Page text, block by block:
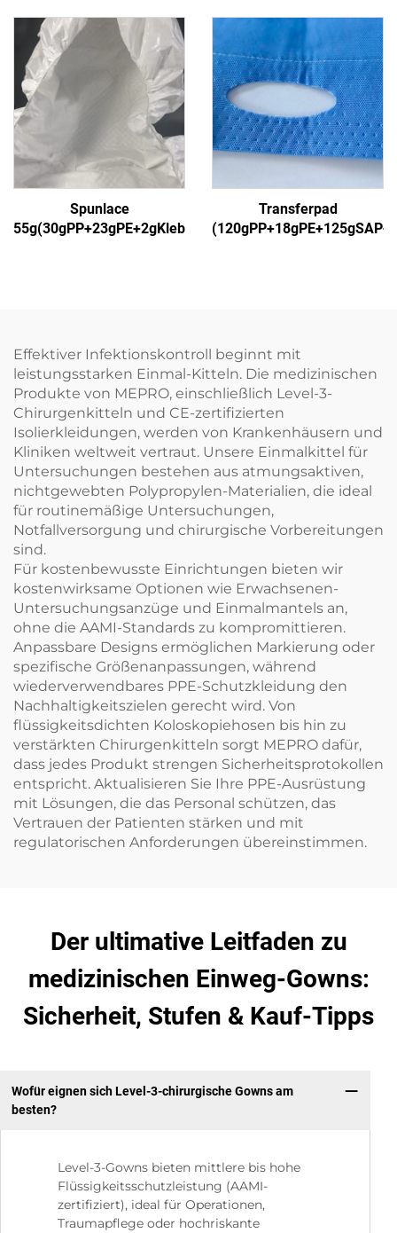
Anzug
Spunlace
55g(30gPP+23gPE+2gKleber)1
Transferpad
Effektiver Infektionskontroll beginnt mit
leistungsstarken Einmal-Kitteln. Die medizinischen
Produkte von MEPRO, einschließlich Level-3-
Chirurgenkitteln und CE-zertifizierten
Isolierkleidungen, werden von Krankenhäusern und
Kliniken weltweit vertraut. Unsere Einmalkittel für
Untersuchungen bestehen aus atmungsaktiven,
nichtgewebten Polypropylen-Materialien, die ideal
für routinemäßige Untersuchungen,
Notfallversorgung und chirurgische Vorbereitungen
sind.
Für kostenbewusste Einrichtungen bieten wir
kostenwirksame Optionen wie Erwachsenen-
Untersuchungsanzüge und Einmalmantels an,
ohne die AAMI-Standards zu kompromittieren.
Anpassbare Designs ermöglichen Markierung oder
spezifische Größenanpassungen, während
wiederverwendbares PPE-Schutzkleidung den
Nachhaltigkeitszielen gerecht wird. Von
flüssigkeitsdichten Koloskopiehosen bis hin zu
verstärkten Chirurgenkitteln sorgt MEPRO dafür,
dass jedes Produkt strengen Sicherheitsprotokollen
entspricht. Aktualisieren Sie Ihre PPE-Ausrüstung
mit Lösungen, die das Personal schützen, das
Vertrauen der Patienten stärken und mit
regulatorischen Anforderungen übereinstimmen.
Der ultimative Leitfaden zu
medizinischen Einweg-Gowns:
Sicherheit, Stufen & Kauf-Tipps
Wofür eignen sich Level-3-chirurgische Gowns am
besten?
Level-3-Gowns bieten mittlere bis hohe
Flüssigkeitsschutzleistung (AAMI-
zertifiziert), ideal für Operationen,
Traumapflege oder hochriskante